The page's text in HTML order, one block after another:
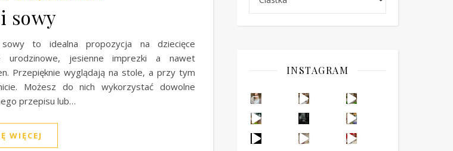
sowy
sowy to idealna propozycja na dziecięce
urodzinowe, jesienne imprezki a nawet
Przepięknie wyglądają na stole, a przy tym
Możesz do nich wykorzystać dowolne
przepisu lub…
WIĘCEJ
INSTAGRAM
Ten deser to prawdziwy HIT PRL-u! Wafle przełożo